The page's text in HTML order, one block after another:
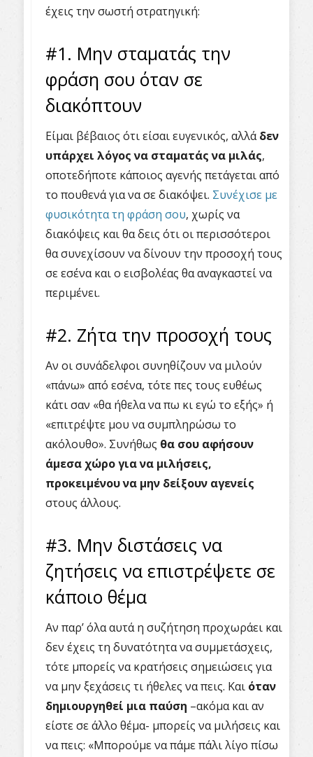
έχεις την σωστή στρατηγική:
#1. Μην σταματάς την
φράση σου όταν σε
διακόπτουν
Είμαι βέβαιος ότι είσαι ευγενικός, αλλάδεν
υπάρχει λόγος να σταματάς να μιλάς,
οποτεδήποτε κάποιος αγενής πετάγεται από
το πουθενά για να σε διακόψει. Συνέχισε με
φυσικότητα τη φράση σου, χωρίς να
διακόψεις και θα δεις ότι οι περισσότεροι
θα συνεχίσουν να δίνουν την προσοχή τους
σε εσένα και ο εισβολέας θα αναγκαστεί να
περιμένει.
#2. Ζήτα την προσοχή τους
Αν οι συνάδελφοι συνηθίζουν να μιλούν
«πάνω» από εσένα, τότε πες τους ευθέως
κάτι σαν «θα ήθελα να πω κι εγώ το εξής» ή
«επιτρέψτε μου να συμπληρώσω το
ακόλουθο». Συνήθως θα σου αφήσουν
άμεσα χώρο για να μιλήσεις,
προκειμένου να μην δείξουν αγενείς
στους άλλους.
#3. Μην διστάσεις να
ζητήσεις να επιστρέψετε σε
κάποιο θέμα
Αν παρ’ όλα αυτά η συζήτηση προχωράει και
δεν έχεις τη δυνατότητα να συμμετάσχεις,
τότε μπορείς να κρατήσεις σημειώσεις για
να μην ξεχάσεις τι ήθελες να πεις. Και όταν
δημιουργηθεί μια παύση –ακόμα και αν
είστε σε άλλο θέμα- μπορείς να μιλήσεις και
να πεις: «Μπορούμε να πάμε πάλι λίγο πίσω